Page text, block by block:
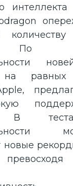
По
на
В
новые